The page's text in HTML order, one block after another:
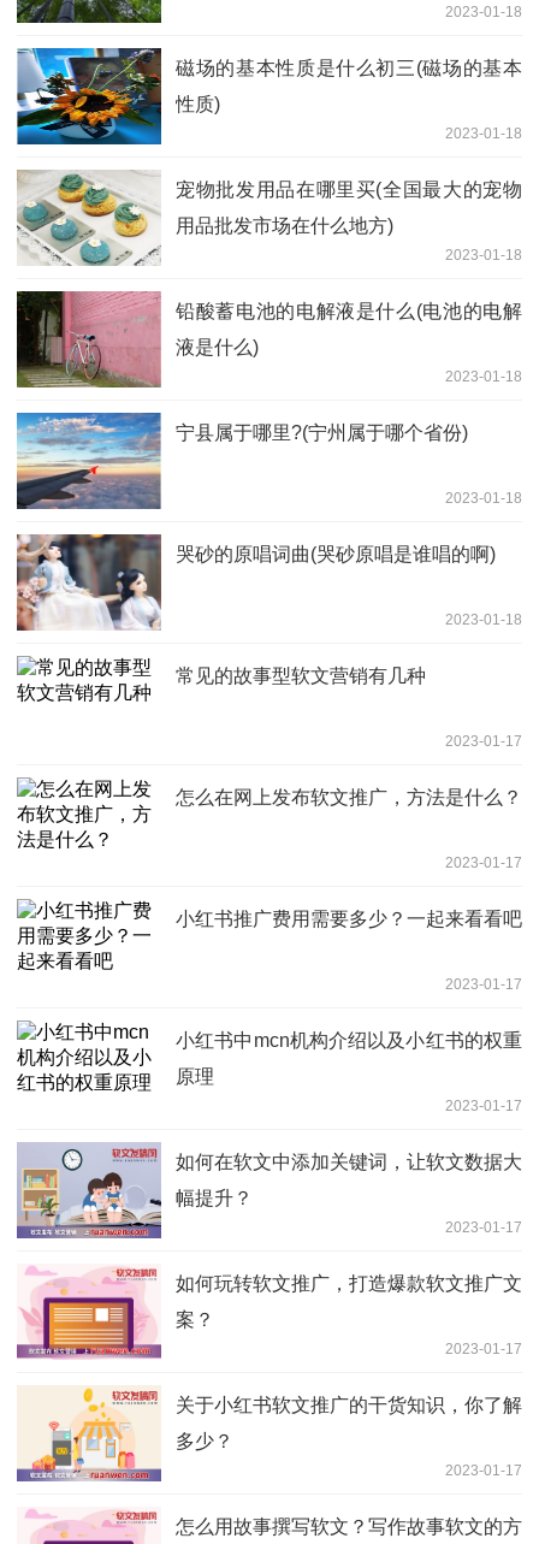
2023-01-18
磁场的基本性质是什么初三(磁场的基本
性质)
2023-01-18
宠物批发用品在哪里买(全国最大的宠物
用品批发市场在什么地方)
2023-01-18
铅酸蓄电池的电解液是什么(电池的电解
液是什么)
2023-01-18
宁县属于哪里?(宁州属于哪个省份)
2023-01-18
哭砂的原唱词曲(哭砂原唱是谁唱的啊)
2023-01-18
常见的故事型软文营销有几种
2023-01-17
怎么在网上发布软文推广，方法是什么？
2023-01-17
小红书推广费用需要多少？一起来看看吧
2023-01-17
小红书中mcn机构介绍以及小红书的权重
原理
2023-01-17
如何在软文中添加关键词，让软文数据大
幅提升？
2023-01-17
如何玩转软文推广，打造爆款软文推广文
案？
2023-01-17
关于小红书软文推广的干货知识，你了解
多少？
2023-01-17
怎么用故事撰写软文？写作故事软文的方